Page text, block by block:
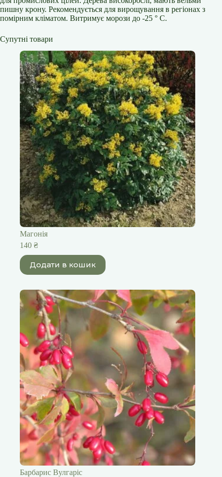
пишну крону. Рекомендується для вирощування в регіонах з
помірним кліматом. Витримує морози до -25 ° С.
Супутні товари
Магонія
140 ₴
Додати в кошик
Барбарис Вулгаріс